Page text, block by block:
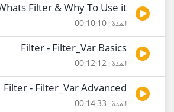
Filter & Why To Use it
المدة : 00:10:10
Filter - Filter_Var Basics
المدة : 00:12:12
Filter - Filter_Var Advanced
المدة : 00:14:33